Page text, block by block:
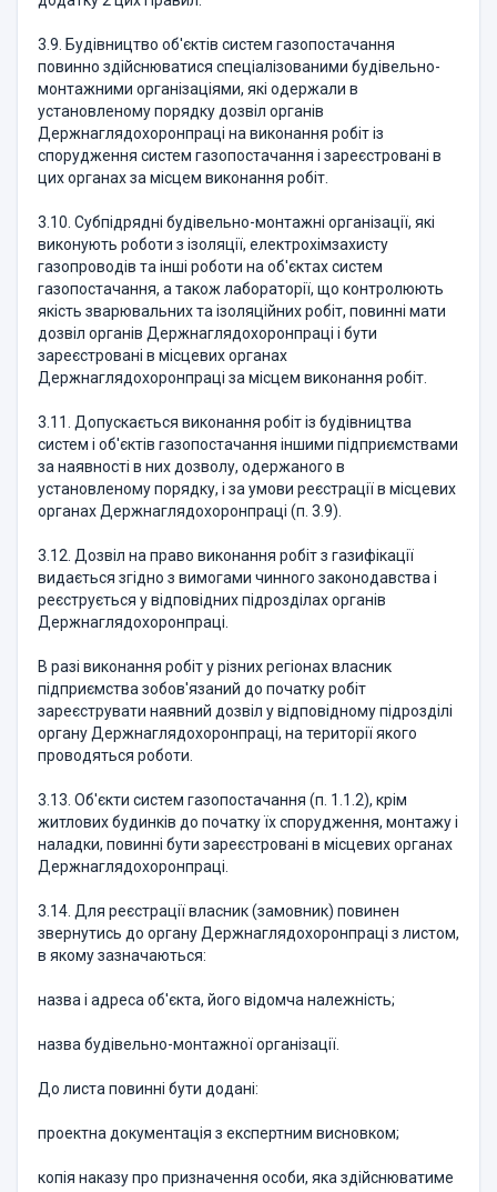
3.9. Будівництво об'єктів систем газопостачання
повинно здійснюватися спеціалізованими будівельно-
монтажними організаціями, які одержали в
установленому порядку дозвіл органів
Держнаглядохоронпраці на виконання робіт із
спорудження систем газопостачання і зареєстровані в
цих органах за місцем виконання робіт.
3.10. Субпідрядні будівельно-монтажні організації, які
виконують роботи з ізоляції, електрохімзахисту
газопроводів та інші роботи на об'єктах систем
газопостачання, а також лабораторії, що контролюють
якість зварювальних та ізоляційних робіт, повинні мати
дозвіл органів Держнаглядохоронпраці і бути
зареєстровані в місцевих органах
Держнаглядохоронпраці за місцем виконання робіт.
3.11. Допускається виконання робіт із будівництва
систем і об'єктів газопостачання іншими підприємствами
за наявності в них дозволу, одержаного в
установленому порядку, і за умови реєстрації в місцевих
органах Держнаглядохоронпраці (п. 3.9).
3.12. Дозвіл на право виконання робіт з газифікації
видається згідно з вимогами чинного законодавства і
реєструється у відповідних підрозділах органів
Держнаглядохоронпраці.
В разі виконання робіт у різних регіонах власник
підприємства зобов'язаний до початку робіт
зареєструвати наявний дозвіл у відповідному підрозділі
органу Держнаглядохоронпраці, на території якого
проводяться роботи.
3.13. Об'єкти систем газопостачання (п. 1.1.2), крім
житлових будинків до початку їх спорудження, монтажу і
наладки, повинні бути зареєстровані в місцевих органах
Держнаглядохоронпраці.
3.14. Для реєстрації власник (замовник) повинен
звернутись до органу Держнаглядохоронпраці з листом,
в якому зазначаються:
назва і адреса об'єкта, його відомча належність;
назва будівельно-монтажної організації.
До листа повинні бути додані:
проектна документація з експертним висновком;
копія наказу про призначення особи, яка здійснюватиме